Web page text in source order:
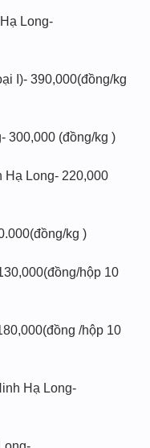
Long-
I)- 390,000(đồng/kg
300,000 (đồng/kg )
Hạ Long- 220,000
kg )
hộp 10
/hộp 10
Hạ Long-